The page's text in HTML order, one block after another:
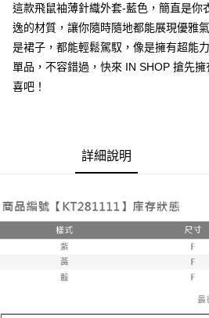
2.付款方式選擇「大哥付你分期」，訂單成
流程，驗證手機門號後，選擇欲分期的期數
成交易。
3.實際核准額度、可分期數及費用金額請依後
4.訂單成立30分鐘內，如未前往確認交易或
法說明評估內容。
2.透過簡訊連結打開帳單後，可選擇「超商條
帳／街口支付／iPASS MONEY」等通路繳費。
1.本服務係由「台灣大哥大股份有限公司」（
買賣價金債權讓與本公司後，依約使用本公司
2.基於同意付款使用「大哥付你分期」之契約
資料（包含姓名、電話或地址）提供予台灣
由本公司與您本人進行分期帳單所需資料之確
相關說明
【關於「AFTEE先享後付」】
AFTEE先享後付是「在收到商品之後才付款
便利好安心！
１．簡單：不需註冊會員、不需綁卡、不需儲
２．便利：只要手機號碼，簡訊認證，即可結
結帳頁面，進行簡訊認證並確認金額後，即
※ 請注意：結帳手續完成當下不需立刻繳費，
購買商品的店家。未經商家同意取消之訂單
後付繳納相關費用。
※ 交易是否成功請以「AFTEE先享後付 」之
是否繳費成功／繳費後需取消欲退款等相關
客戶支援中心」
https://
付款後全家取貨
每筆NT$60，滿NT$1,600(含以上)免運費
已關閉，請勿下單
每筆NT$10,000
已關閉，請勿下單(付取)
每筆NT$10,000
這款飛鼠袖薄針織外套-藍色，簡直是你
逸的材質，讓你隨時隨地都能展現優雅
是裙子，都能輕鬆駕馭，像是擁有超能
單品，不容錯過，快來 IN SHOP 搶先
喜吧！
詳細說明